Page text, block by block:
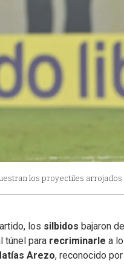
los proyectiles arrojados
los silbidos bajaron
túnel para recriminarle a
Arezo, reconocido